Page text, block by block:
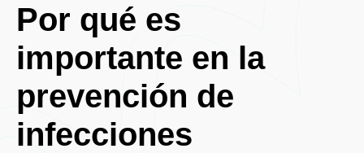
Por qué es
importante en la
prevención de
infecciones